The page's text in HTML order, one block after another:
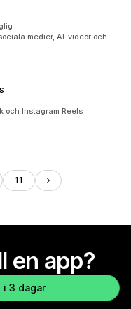
medier, AI-videor och
och Instagram Reels
11
en app?
i 3 dagar